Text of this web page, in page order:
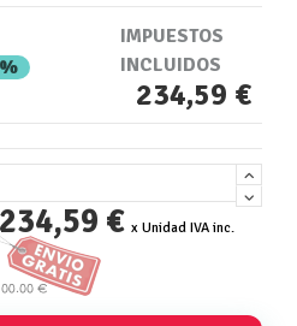
IMPUESTOS
INCLUIDOS
234,59 €
234,59 € x Unidad IVA inc.